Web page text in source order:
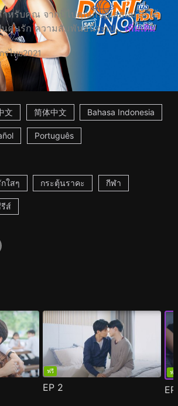
ำหรับคุณ จากนี้ไปคุณก็ปฏิเสธผมไม่ได้
นคนรัก ความสัมพันธ์นี้จะเป... เพิ่มเติม
รไทย2021
文 简体中文 Bahasa Indonesia
Português
กใสๆ กระตุ้นราคะ กีฬา
ส์
ฟรี
EP 2
ฟรี